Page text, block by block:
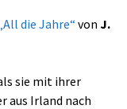
„All die Jahre“ von J.
sie mit ihrer
aus Irland nach